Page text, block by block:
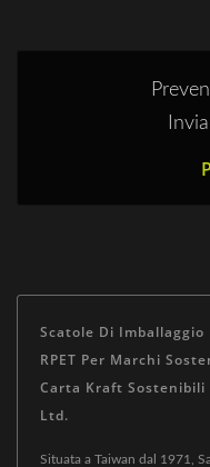
Scatole Di Imballaggio
RPET Per Marchi
Carta Kraft Sostenibili
Ltd.
Situata a Taiwan dal 1971,